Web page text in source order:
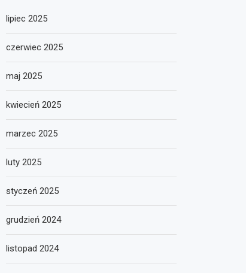
lipiec 2025
czerwiec 2025
maj 2025
kwiecień 2025
marzec 2025
luty 2025
styczeń 2025
grudzień 2024
listopad 2024